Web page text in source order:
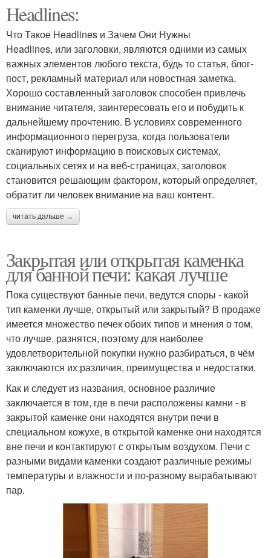
Headlines:
Что Такое Headlines и Зачем Они Нужны
Headlines, или заголовки, являются одними из самых
важных элементов любого текста, будь то статья, блог-
пост, рекламный материал или новостная заметка.
Хорошо составленный заголовок способен привлечь
внимание читателя, заинтересовать его и побудить к
дальнейшему прочтению. В условиях современного
информационного перегруза, когда пользователи
сканируют информацию в поисковых системах,
социальных сетях и на веб-страницах, заголовок
становится решающим фактором, который определяет,
обратит ли человек внимание на ваш контент.
читать дальше →
Закрытая или открытая каменка
для банной печи: какая лучше
Пока существуют банные печи, ведутся споры - какой
тип каменки лучше, открытый или закрытый? В продаже
имеется множество печек обоих типов и мнения о том,
что лучше, разнятся, поэтому для наиболее
удовлетворительной покупки нужно разбираться, в чём
заключаются их различия, преимущества и недостатки.
Как и следует из названия, основное различие
заключается в том, где в печи расположены камни - в
закрытой каменке они находятся внутри печи в
специальном кожухе, в открытой каменке они находятся
вне печи и контактируют с открытым воздухом. Печи с
разными видами каменки создают различные режимы
температуры и влажности и по-разному вырабатывают
пар.